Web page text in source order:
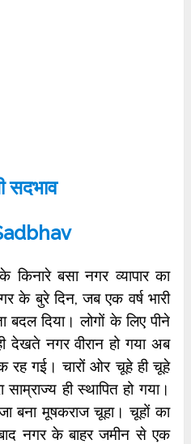
सदभाव
बसा नगर व्यापार का
के बुरे दिन, जब एक वर्ष भारी
बदल दिया। लोगों के लिए पीने
देखते नगर वीरान हो गया अब
गई। चारों ओर चूहे ही चूहे
ही स्थापित हो गया।
बना मूषकराज चूहा। चूहों का
नगर के बाहर जमीन से एक